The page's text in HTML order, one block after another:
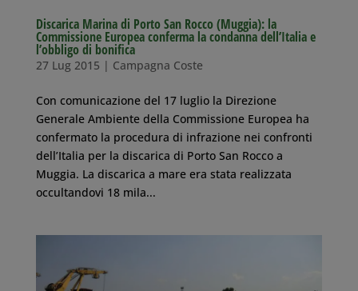
Discarica Marina di Porto San Rocco (Muggia): la
Commissione Europea conferma la condanna dell’Italia e
l’obbligo di bonifica
27 Lug 2015 | Campagna Coste
Con comunicazione del 17 luglio la Direzione
Generale Ambiente della Commissione Europea ha
confermato la procedura di infrazione nei confronti
dell’Italia per la discarica di Porto San Rocco a
Muggia. La discarica a mare era stata realizzata
occultandovi 18 mila...